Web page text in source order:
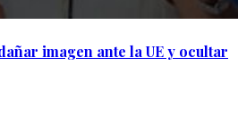
imagen ante la UE y ocultar